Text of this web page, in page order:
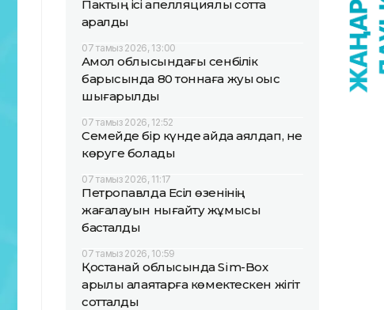
Пактың ісі апелляциялық сотта
қаралды
07 тамыз 2026, 13:00
Ақмол облысындағы сенбілік
барысында 80 тоннаға жуық қоқыс
шығарылды
07 тамыз 2026, 12:52
Семейде бір күнде қайда аялдап, не
көруге болады
07 тамыз 2026, 11:17
Петропавлда Есіл өзенінің
жағалауын нығайту жұмысы
басталды
07 тамыз 2026, 10:59
Қостанай облысында Sim-Box
арқылы алаяқтарға көмектескен жігіт
сотталды